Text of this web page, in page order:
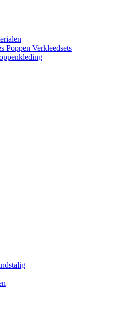
Poppen Verkleedsets